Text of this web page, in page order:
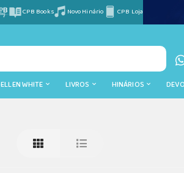
CPB Books Novo Hinário CPB Loja
ELLEN WHITE LIVROS HINÁRIOS